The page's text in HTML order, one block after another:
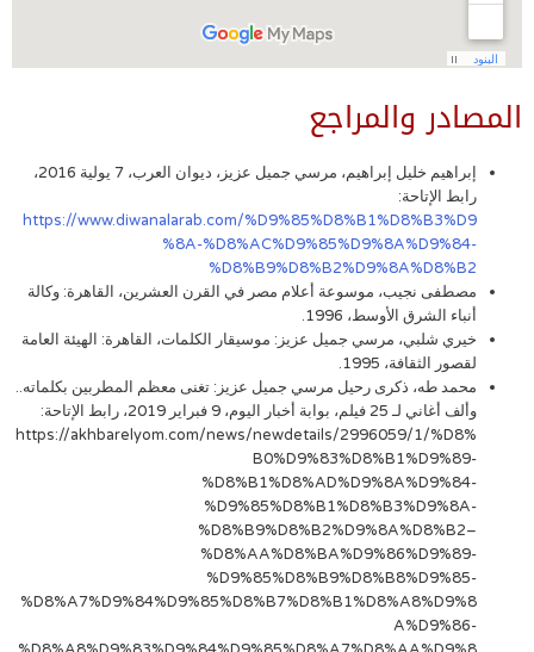
المصادر والمراجع
إبراهيم خليل إبراهيم، مرسي جميل عزيز، ديوان العرب، 7 يولية 2016،
رابط الإتاحة:
https://www.diwanalarab.com/%D9%85%D8%B1%D8%B3%D9
%8A-%D8%AC%D9%85%D9%8A%D9%84-
%D8%B9%D8%B2%D9%8A%D8%B2
مصطفى نجيب، موسوعة أعلام مصر في القرن العشرين، القاهرة: وكالة
أنباء الشرق الأوسط، 1996.
خيري شلبي، مرسي جميل عزيز: موسيقار الكلمات، القاهرة: الهيئة العامة
لقصور الثقافة، 1995.
محمد طه، ذكرى رحيل مرسي جميل عزيز: تغنى معظم المطربين بكلماته..
وألف أغاني لـ 25 فيلم، بوابة أخبار اليوم، 9 فبراير 2019، رابط الإتاحة:
https://akhbarelyom.com/news/newdetails/2996059/1/%D8%
B0%D9%83%D8%B1%D9%89-
%D8%B1%D8%AD%D9%8A%D9%84-
%D9%85%D8%B1%D8%B3%D9%8A-
%D8%B9%D8%B2%D9%8A%D8%B2–
%D8%AA%D8%BA%D9%86%D9%89-
%D9%85%D8%B9%D8%B8%D9%85-
%D8%A7%D9%84%D9%85%D8%B7%D8%B1%D8%A8%D9%8
A%D9%86-